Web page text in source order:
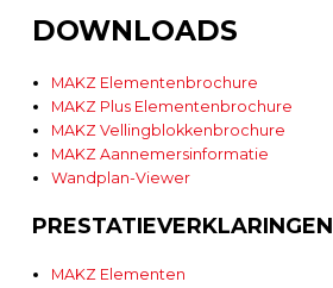
DOWNLOADS
MAKZ Elementenbrochure
MAKZ Plus Elementenbrochure
MAKZ Vellingblokkenbrochure
MAKZ Aannemersinformatie
Wandplan-Viewer
PRESTATIEVERKLARINGEN
MAKZ Elementen